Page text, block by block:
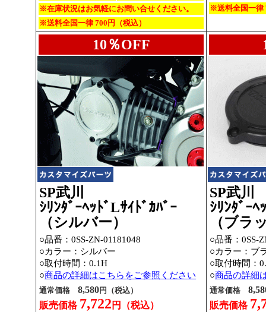
※在庫状況はお気軽にお問い合せください。
※送料全国一律 700円（税込）
※送料全国一律
10％OFF
SP武川
ｼﾘﾝﾀﾞｰﾍｯﾄﾞLｻｲﾄﾞｶﾊﾞｰ
（シルバー）
○品番：0SS-ZN-01181048
○カラー：シルバー
○取付時間：0.1H
○商品の詳細はこちらをご参照ください
通常価格 8,580円（税込）
販売価格 7,722 円（税込）
SP武川
ｼﾘﾝﾀﾞｰﾍ
（ブラ
○品番：0SS-
○カラー：ブ
○取付時間：
○商品の詳細
通常価格
販売価格